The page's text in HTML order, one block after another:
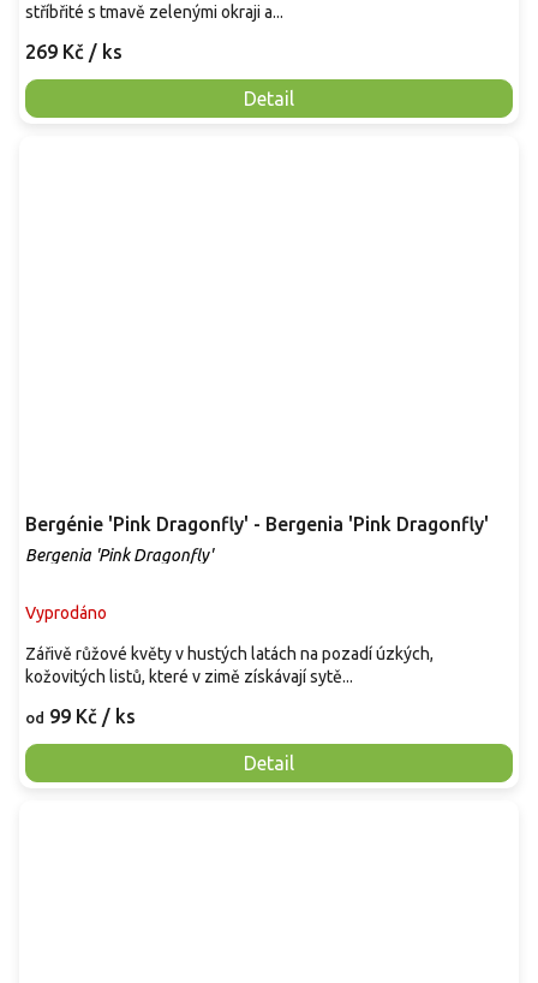
269 Kč / ks
Detail
stříbřité s tmavě zelenými okraji a...
Bergénie 'Pink Dragonfly' - Bergenia 'Pink Dragonfly'
Bergenia 'Pink Dragonfly'
Vyprodáno
od 99 Kč / ks
Detail
Zářivě růžové květy v hustých latách na pozadí úzkých,
kožovitých listů, které v zimě získávají sytě...